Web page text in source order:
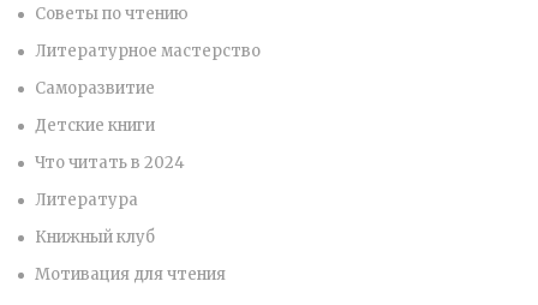
Советы по чтению
Литературное мастерство
Саморазвитие
Детские книги
Что читать в 2024
Литература
Книжный клуб
Мотивация для чтения